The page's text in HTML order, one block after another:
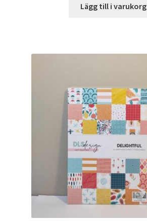
Lägg till i varukorg